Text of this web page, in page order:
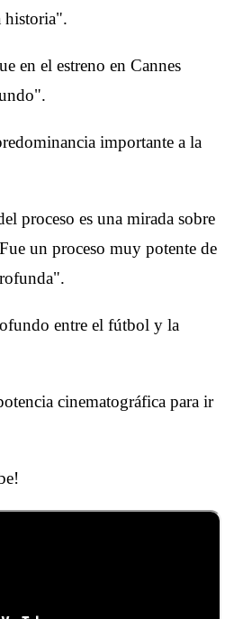
historia".
en el estreno en Cannes
importante a la
proceso es una mirada sobre
un proceso muy potente de
entre el fútbol y la
cinematográfica para ir